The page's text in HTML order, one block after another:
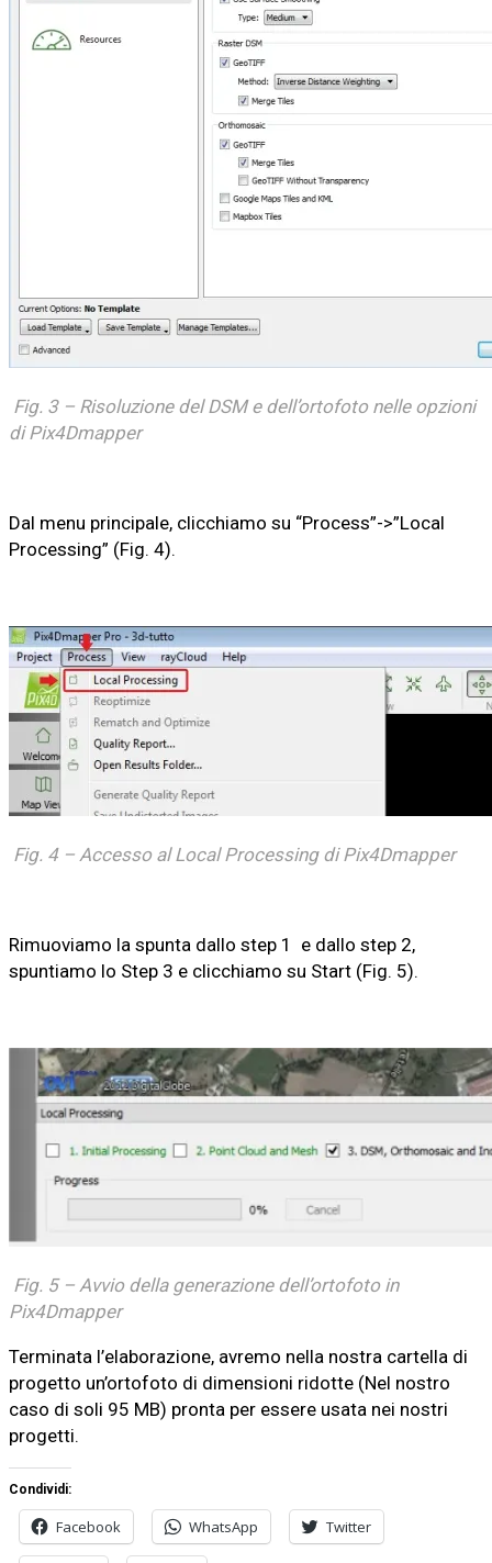
Fig. 3 – Risoluzione del DSM e dell’ortofoto nelle opzioni
di Pix4Dmapper
Dal menu principale, clicchiamo su “Process”->”Local
Processing” (Fig. 4).
Fig. 4 – Accesso al Local Processing di Pix4Dmapper
Rimuoviamo la spunta dallo step 1 e dallo step 2,
spuntiamo lo Step 3 e clicchiamo su Start (Fig. 5).
Fig. 5 – Avvio della generazione dell’ortofoto in
Pix4Dmapper
Terminata l’elaborazione, avremo nella nostra cartella di
progetto un’ortofoto di dimensioni ridotte (Nel nostro
caso di soli 95 MB) pronta per essere usata nei nostri
progetti.
Condividi:
Facebook WhatsApp Twitter